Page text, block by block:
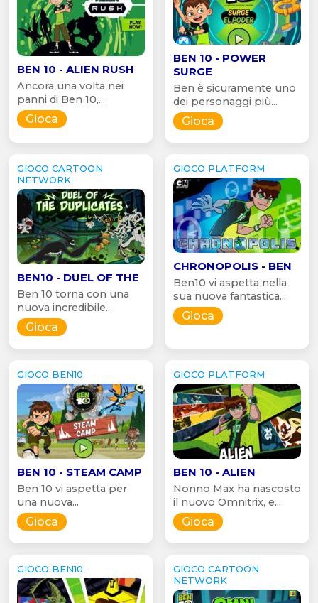
BEN 10 - ALIEN RUSH
Ancora una volta nei
panni di Ben 10,...
Gioca
BEN 10 - POWER
SURGE
Ben è sicuramente uno
dei personaggi più...
Gioca
GIOCO CARTOON
NETWORK
BEN10 - DUEL OF THE
Ben 10 torna con una
nuova incredibile...
Gioca
GIOCO PLATFORM
CHRONOPOLIS - BEN
Ben10 vi aspetta nella
sua nuova fantastica...
Gioca
GIOCO BEN10
BEN 10 - STEAM CAMP
Ben 10 vi aspetta per
una nuova...
Gioca
GIOCO PLATFORM
BEN 10 - ALIEN
Nonno Max ha nascosto
il nuovo Omnitrix, e...
Gioca
GIOCO BEN10
GIOCO CARTOON
NETWORK